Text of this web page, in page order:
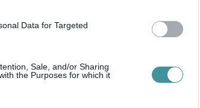
Data for Targeted
Sale, and/or Sharing
the Purposes for which it
– jellemzően 6–7
a gyártási és